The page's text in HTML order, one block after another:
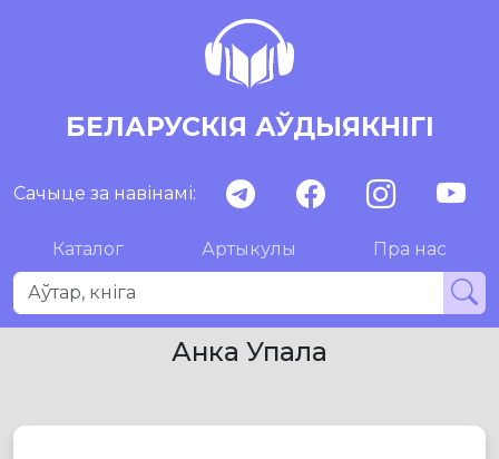
БЕЛАРУСКІЯ АЎДЫЯКНІГІ
Сачыце за навінамі:
Каталог Артыкулы Пра нас
Анка Упала